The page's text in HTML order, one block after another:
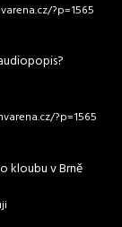
?p=1565
?p=1565
kloubu v Brně